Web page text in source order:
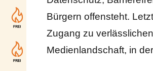
Bürgern offensteht.
Zugang zu
Medienlandschaft, in